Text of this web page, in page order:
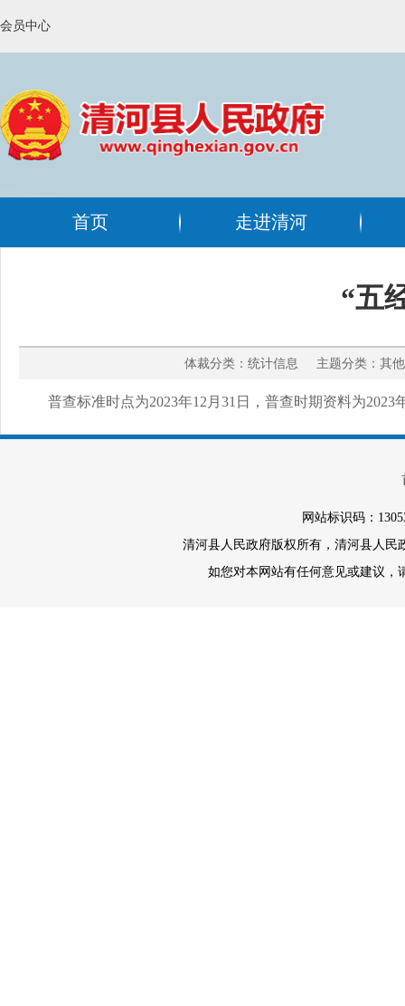
会员中心
首页 走进清河
“五
体裁分类：统计信息 主题分类：
普查标准时点为2023年12月31日，普查时期资料为
网站标识码：
清河县人民政府版权所有，清河县人
如您对本网站有任何意见或建议，